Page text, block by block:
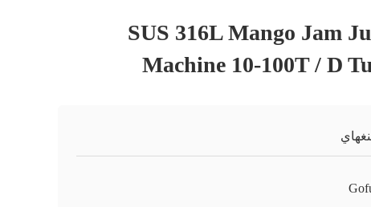
SUS 316L Mango Jam
Machine 10-100T / D